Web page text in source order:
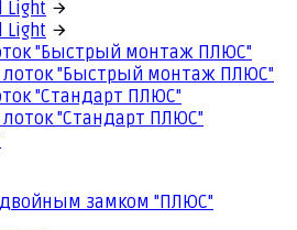
Light
Light
"Быстрый монтаж ПЛЮС"
"Быстрый монтаж ПЛЮС"
"Стандарт ПЛЮС"
"Стандарт ПЛЮС"
замком "ПЛЮС"